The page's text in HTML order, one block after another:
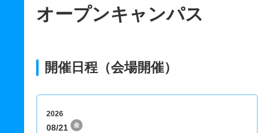
オープンキャンパス
開催日程（会場開催）
2026
08/21 金